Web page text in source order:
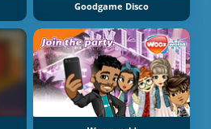
Goodgame Disco